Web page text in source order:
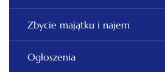
Zbycie majątku i najem
Ogłoszenia